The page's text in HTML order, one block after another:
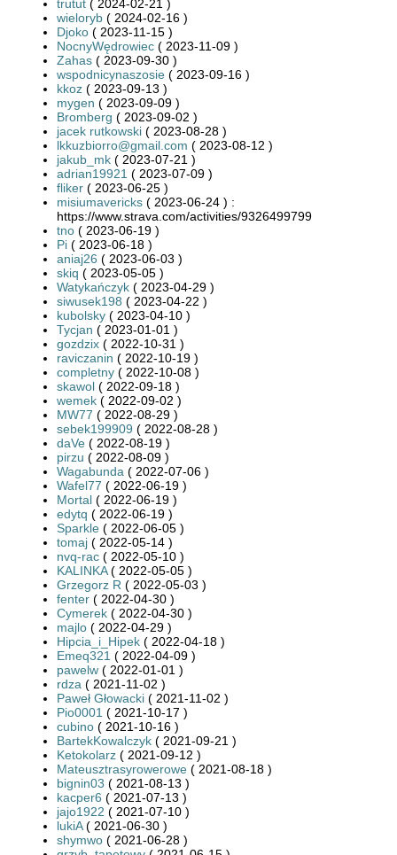
trutut ( 2024-02-21 )
wieloryb ( 2024-02-16 )
Djoko ( 2023-11-15 )
NocnyWędrowiec ( 2023-11-09 )
Zahas ( 2023-09-30 )
wspodnicynaszosie ( 2023-09-16 )
kkoz ( 2023-09-13 )
mygen ( 2023-09-09 )
Bromberg ( 2023-09-02 )
jacek rutkowski ( 2023-08-28 )
lkkuzbiorro@gmail.com ( 2023-08-12 )
jakub_mk ( 2023-07-21 )
adrian19921 ( 2023-07-09 )
fliker ( 2023-06-25 )
misiumavericks ( 2023-06-24 ) :
https://www.strava.com/activities/9326499799
tno ( 2023-06-19 )
Pi ( 2023-06-18 )
aniaj26 ( 2023-06-03 )
skiq ( 2023-05-05 )
Watykańczyk ( 2023-04-29 )
siwusek198 ( 2023-04-22 )
kubolsky ( 2023-04-10 )
Tycjan ( 2023-01-01 )
gozdzix ( 2022-10-31 )
raviczanin ( 2022-10-19 )
completny ( 2022-10-08 )
skawol ( 2022-09-18 )
wemek ( 2022-09-02 )
MW77 ( 2022-08-29 )
sebek199909 ( 2022-08-28 )
daVe ( 2022-08-19 )
pirzu ( 2022-08-09 )
Wagabunda ( 2022-07-06 )
Wafel77 ( 2022-06-19 )
Mortal ( 2022-06-19 )
edytq ( 2022-06-19 )
Sparkle ( 2022-06-05 )
tomaj ( 2022-05-14 )
nvq-rac ( 2022-05-10 )
KALINKA( 2022-05-05 )
Grzegorz R ( 2022-05-03 )
fenter ( 2022-04-30 )
Cymerek ( 2022-04-30 )
majlo ( 2022-04-29 )
Hipcia_i_Hipek ( 2022-04-18 )
Emeq321 ( 2022-04-09 )
pawelw ( 2022-01-01 )
rdza ( 2021-11-02 )
Paweł Głowacki ( 2021-11-02 )
Pio0001 ( 2021-10-17 )
cubino ( 2021-10-16 )
BartekKowalczyk ( 2021-09-21 )
Ketokolarz ( 2021-09-12 )
Mateusztrasyrowerowe ( 2021-08-18 )
bignin03 ( 2021-08-13 )
kacper6 ( 2021-07-13 )
jajo1922 ( 2021-07-10 )
lukiA( 2021-06-30 )
shymwo ( 2021-06-28 )